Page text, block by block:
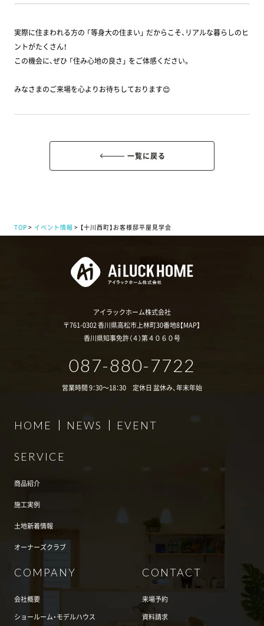
TOP イベント情報 【十川西町】お客様邸平屋見学会
実際に住まわれる方の 「等身大の住まい」 だからこそ、リアルな暮らしのヒ
ントがたくさん！
この機会に、ぜひ 「住み心地の良さ」 をご体感ください。
みなさまのご来場を心よりお待ちしております😊
一覧に戻る
アイラックホーム株式会社
〒761-0302 香川県高松市上林町30番地8【MAP】
香川県知事免許（４）第４０６０号
087-880-7722
営業時間 9：30～18：30 定休日 盆休み、年末年始
HOME NEWS EVENT
SERVICE
商品紹介
施工実例
土地新着情報
オーナーズクラブ
COMPANY
会社概要
ショールーム・モデルハウス
CONTACT
来場予約
資料請求